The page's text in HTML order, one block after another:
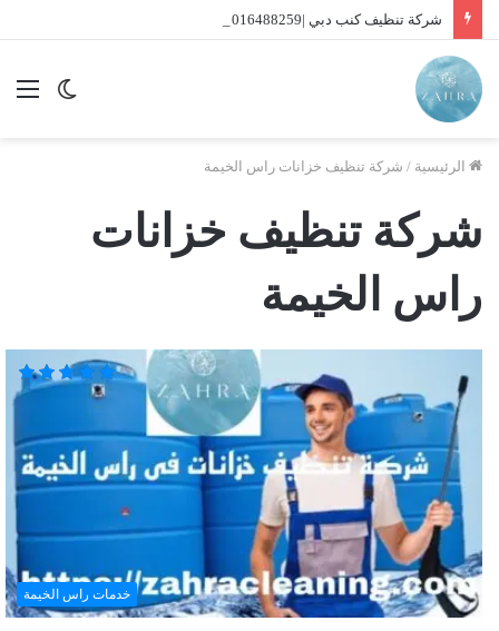
شركة تنظيف كنب دبي |01016488259| للايجار
الوضع
الرئيسية / شركة تنظيف خزانات راس الخيمة
شركة تنظيف خزانات
راس الخيمة
خدمات راس الخيمة